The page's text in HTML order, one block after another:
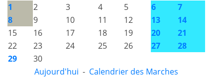
1
2 3 4 5 6
7
8
9 10 11 12 13
14
15
16 17 18 19 20
21
22
23 24 25 26 27
28
29
30
Aujourd'hui - Calendrier des Marches